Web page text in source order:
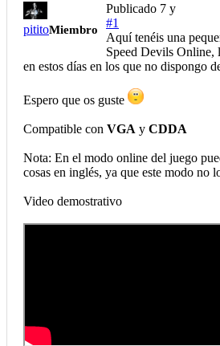
pititoMiembro
Publicado 7 y
#1
Aquí tenéis una
Speed Devils Online,
en estos días en los que no dispongo
Espero que os guste
Compatible con VGA y CDDA
Nota: En el modo online del juego
cosas en inglés, ya que este modo no
Video demostrativo